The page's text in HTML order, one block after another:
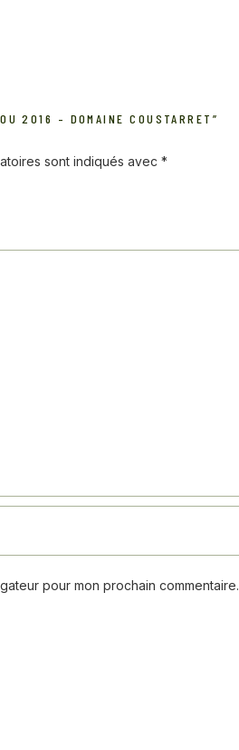
2016 – DOMAINE COUSTARRET”
sont indiqués avec *
pour mon prochain commentaire.